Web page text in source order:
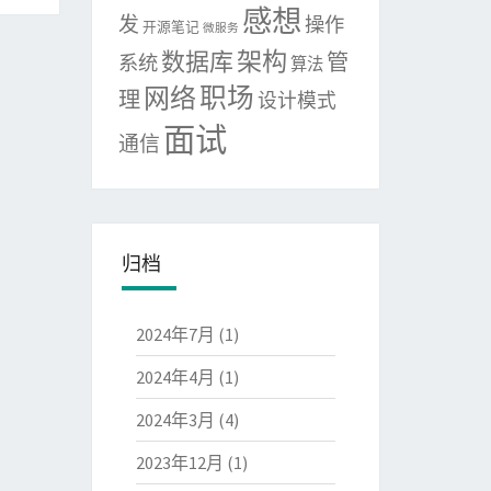
发 开源笔记 微服务 感想操作
系统数据库架构 算法 管
理 网络职场设计模式
通信 面试
归档
2024年7月 (1)
2024年4月 (1)
2024年3月 (4)
2023年12月 (1)